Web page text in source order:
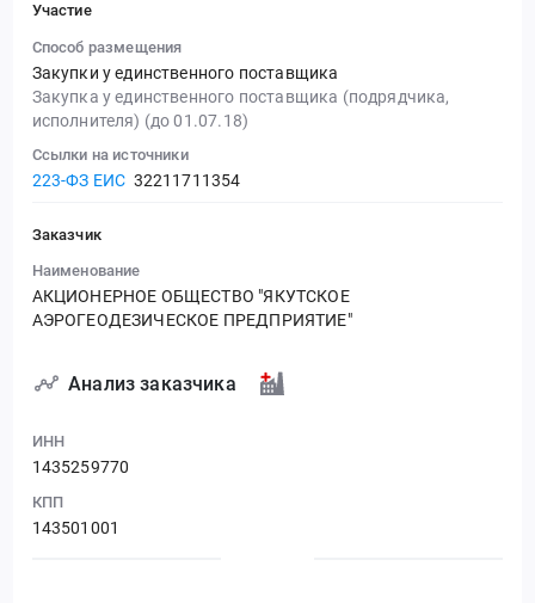
Участие
Способ размещения
Закупки у единственного поставщика
Закупка у единственного поставщика (подрядчика,
исполнителя) (до 01.07.18)
Ссылки на источники
223-ФЗ ЕИС 32211711354
Заказчик
Наименование
АКЦИОНЕРНОЕ ОБЩЕСТВО "ЯКУТСКОЕ
АЭРОГЕОДЕЗИЧЕСКОЕ ПРЕДПРИЯТИЕ"
Анализ заказчика
ИНН
1435259770
КПП
143501001